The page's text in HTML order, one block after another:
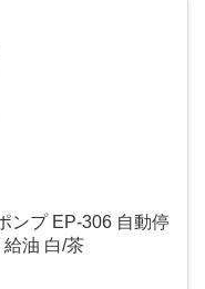
ンプ EP-306 自動停
給油 白/茶